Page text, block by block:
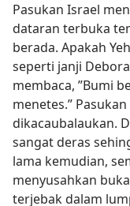
Pasukan Israel
dataran terbuka
berada. Apakah
seperti janji
membaca, ”Bumi
menetes.”
dikacaubalaukan.
sangat deras
lama kemudian,
menyusahkan
terjebak dalam